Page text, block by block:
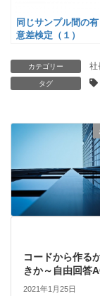
同じサンプル間の有
意差検定（１）
カテゴリー 社
タグ
コードから作る
きか～自由回答
2021年1月25日